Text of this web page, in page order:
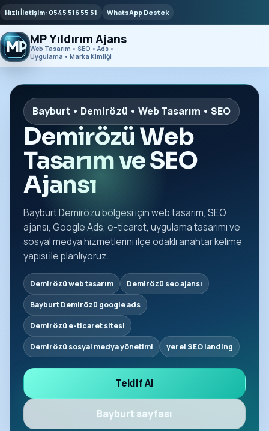
Hızlı İletişim: 0545 516 55 51 WhatsApp Destek
MP Yıldırım Ajans
Web Tasarım • SEO • Ads •
Uygulama • Marka Kimliği
Bayburt • Demirözü • Web Tasarım • SEO
Demirözü Web
Tasarım ve SEO
Ajansı
Bayburt Demirözü bölgesi için web tasarım, SEO
ajansı, Google Ads, e-ticaret, uygulama tasarımı ve
sosyal medya hizmetlerini ilçe odaklı anahtar kelime
yapısı ile planlıyoruz.
Demirözü web tasarım Demirözü seo ajansı
Bayburt Demirözü google ads
Demirözü e-ticaret sitesi
Demirözü sosyal medya yönetimi yerel SEO landing
Teklif Al
Bayburt sayfası